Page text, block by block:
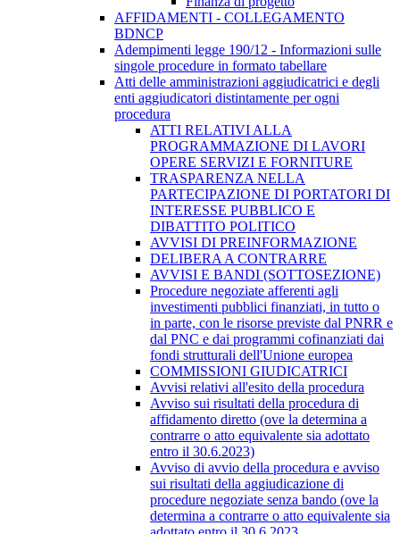
AFFIDAMENTI - COLLEGAMENTO
BDNCP
Adempimenti legge 190/12 - Informazioni sulle
singole procedure in formato tabellare
Atti delle amministrazioni aggiudicatrici e degli
enti aggiudicatori distintamente per ogni
procedura
ATTI RELATIVI ALLA
PROGRAMMAZIONE DI LAVORI
OPERE SERVIZI E FORNITURE
TRASPARENZA NELLA
PARTECIPAZIONE DI PORTATORI DI
INTERESSE PUBBLICO E
DIBATTITO POLITICO
AVVISI DI PREINFORMAZIONE
DELIBERA A CONTRARRE
AVVISI E BANDI (SOTTOSEZIONE)
Procedure negoziate afferenti agli
investimenti pubblici finanziati, in tutto o
in parte, con le risorse previste dal PNRR e
dal PNC e dai programmi cofinanziati dai
fondi strutturali dell'Unione europea
COMMISSIONI GIUDICATRICI
Avvisi relativi all'esito della procedura
Avviso sui risultati della procedura di
affidamento diretto (ove la determina a
contrarre o atto equivalente sia adottato
entro il 30.6.2023)
Avviso di avvio della procedura e avviso
sui risultati della aggiudicazione di
procedure negoziate senza bando (ove la
determina a contrarre o atto equivalente sia